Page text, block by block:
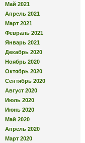
Май 2021
Апрель 2021
Март 2021
Февраль 2021
Январь 2021
Декабрь 2020
Ноябрь 2020
Октябрь 2020
Сентябрь 2020
Август 2020
Июль 2020
Июнь 2020
Май 2020
Апрель 2020
Март 2020